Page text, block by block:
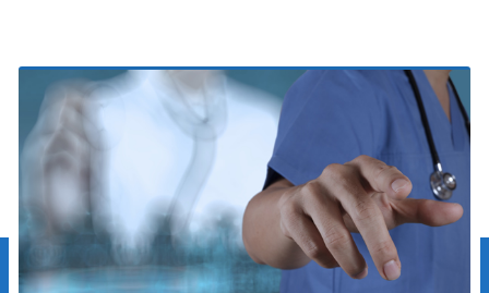
Cynnwys Cysylltiedig